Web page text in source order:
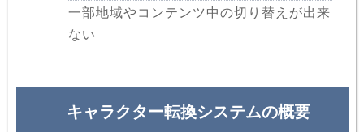
一部地域やコンテンツ中の切り替えが出来
ない
キャラクター転換システムの概要